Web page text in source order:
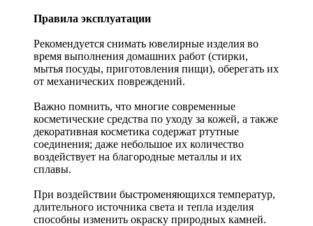
Правила эксплуатации
Рекомендуется снимать ювелирные изделия во
время выполнения домашних работ (стирки,
мытья посуды, приготовления пищи), оберегать их
от механических повреждений.
Важно помнить, что многие современные
косметические средства по уходу за кожей, а также
декоративная косметика содержат ртутные
соединения; даже небольшое их количество
воздействует на благородные металлы и их
сплавы.
При воздействии быстроменяющихся температур,
длительного источника света и тепла изделия
способны изменить окраску природных камней.